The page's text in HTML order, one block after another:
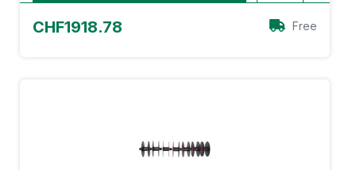
CHF1918.78 Free